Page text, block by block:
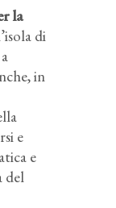
la
di
in
e
e
del